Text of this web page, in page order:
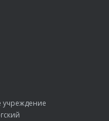
учреждение